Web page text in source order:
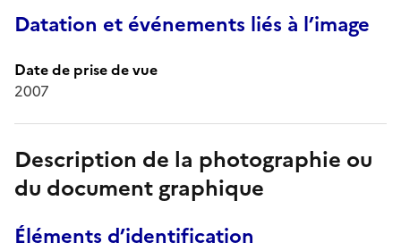
Datation et événements liés à l’image
Date de prise de vue
2007
Description de la photographie ou
du document graphique
Éléments d’identification